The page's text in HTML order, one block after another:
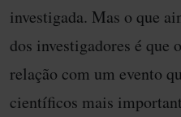
investigada. Mas o que
dos investigadores é que
relação com um evento
científicos mais